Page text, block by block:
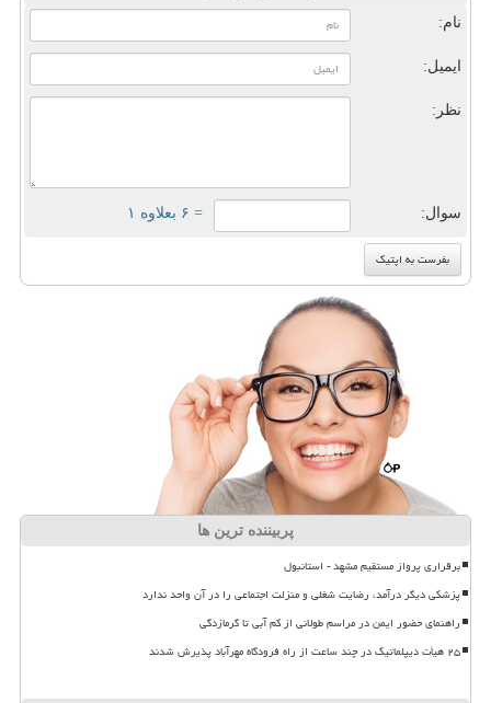
نام:
ایمیل:
نظر:
سوال: = ۶ بعلاوه ۱
پربیننده ترین ها
برقراری پرواز مستقیم مشهد - استانبول
پزشکی دیگر درآمد، رضایت شغلی و منزلت اجتماعی را در آن واحد ندارد
راهنمای حضور ایمن در مراسم طولانی از کم آبی تا گرمازدگی
۲۵ هیأت دیپلماتیک در چند ساعت از راه فرودگاه مهرآباد پذیرش شدند